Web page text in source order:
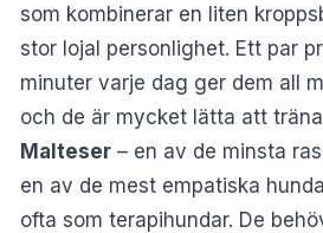
som kombinerar en liten
stor lojal personlighet. Ett par
minuter varje dag ger dem all
och de är mycket lätta att
Malteser – en av de minsta
en av de mest empatiska
ofta som terapihundar. De